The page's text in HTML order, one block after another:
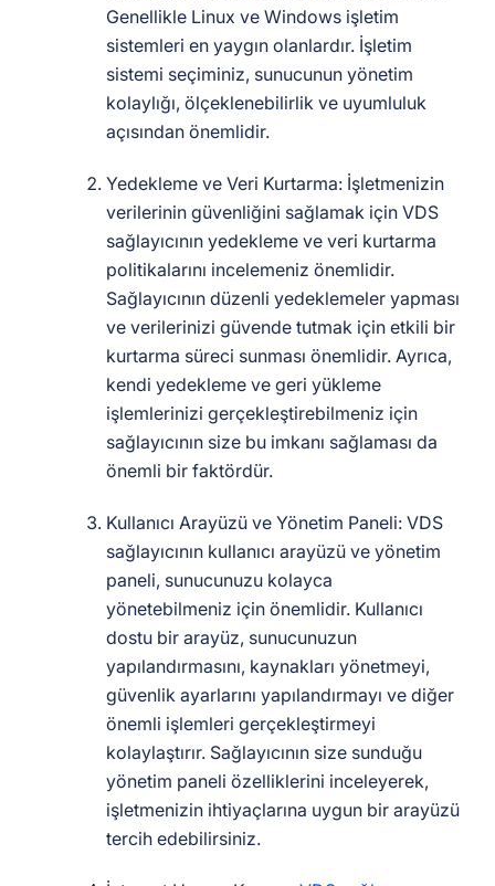
Genellikle Linux ve Windows işletim
sistemleri en yaygın olanlardır. İşletim
sistemi seçiminiz, sunucunun yönetim
kolaylığı, ölçeklenebilirlik ve uyumluluk
açısından önemlidir.
Yedekleme ve Veri Kurtarma: İşletmenizin
verilerinin güvenliğini sağlamak için VDS
sağlayıcının yedekleme ve veri kurtarma
politikalarını incelemeniz önemlidir.
Sağlayıcının düzenli yedeklemeler yapması
ve verilerinizi güvende tutmak için etkili bir
kurtarma süreci sunması önemlidir. Ayrıca,
kendi yedekleme ve geri yükleme
işlemlerinizi gerçekleştirebilmeniz için
sağlayıcının size bu imkanı sağlaması da
önemli bir faktördür.
Kullanıcı Arayüzü ve Yönetim Paneli: VDS
sağlayıcının kullanıcı arayüzü ve yönetim
paneli, sunucunuzu kolayca
yönetebilmeniz için önemlidir. Kullanıcı
dostu bir arayüz, sunucunuzun
yapılandırmasını, kaynakları yönetmeyi,
güvenlik ayarlarını yapılandırmayı ve diğer
önemli işlemleri gerçekleştirmeyi
kolaylaştırır. Sağlayıcının size sunduğu
yönetim paneli özelliklerini inceleyerek,
işletmenizin ihtiyaçlarına uygun bir arayüzü
tercih edebilirsiniz.